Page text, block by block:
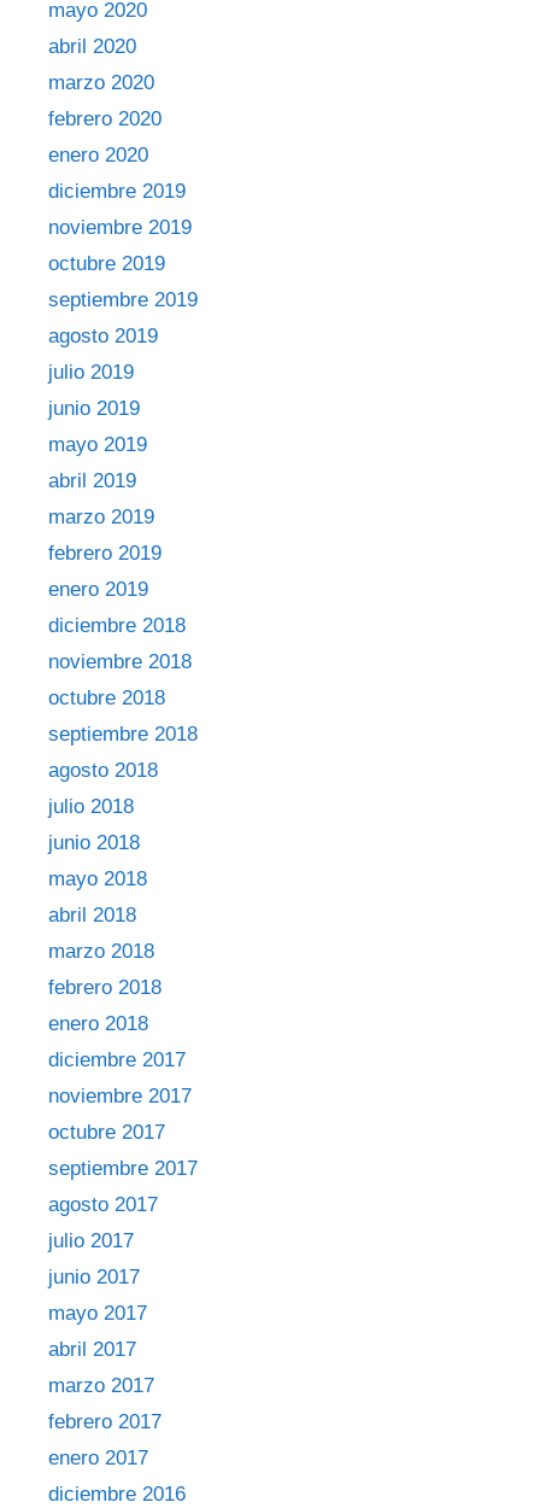
mayo 2020
abril 2020
marzo 2020
febrero 2020
enero 2020
diciembre 2019
noviembre 2019
octubre 2019
septiembre 2019
agosto 2019
julio 2019
junio 2019
mayo 2019
abril 2019
marzo 2019
febrero 2019
enero 2019
diciembre 2018
noviembre 2018
octubre 2018
septiembre 2018
agosto 2018
julio 2018
junio 2018
mayo 2018
abril 2018
marzo 2018
febrero 2018
enero 2018
diciembre 2017
noviembre 2017
octubre 2017
septiembre 2017
agosto 2017
julio 2017
junio 2017
mayo 2017
abril 2017
marzo 2017
febrero 2017
enero 2017
diciembre 2016